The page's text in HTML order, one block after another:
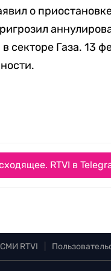
о
секторе Газа. 13
RTVI в
RTVI